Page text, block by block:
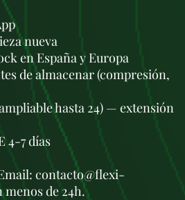
nueva
en España y Europa
de almacenar (compresión,
hasta 24) — extensión
4-7 días
contacto@flexi-
de 24h.